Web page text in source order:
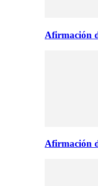
Afirmación
Afirmación